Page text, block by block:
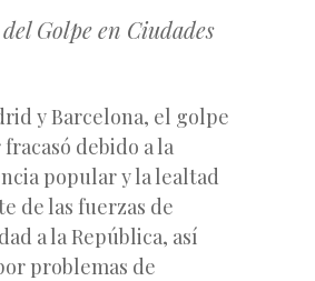
Golpe en Ciudades
y Barcelona, el golpe
debido a la
popular y la lealtad
de las fuerzas de
a la República, así
problemas de